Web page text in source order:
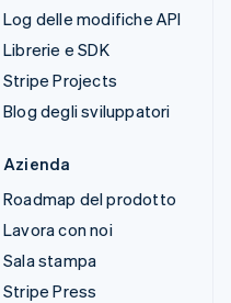
Log delle modifiche API
Librerie e SDK
Stripe Projects
Blog degli sviluppatori
Azienda
Roadmap del prodotto
Lavora con noi
Sala stampa
Stripe Press